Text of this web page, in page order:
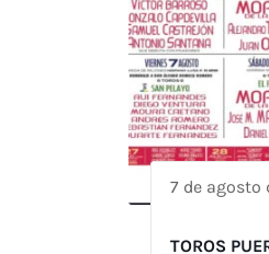
7 de agosto
TOROS